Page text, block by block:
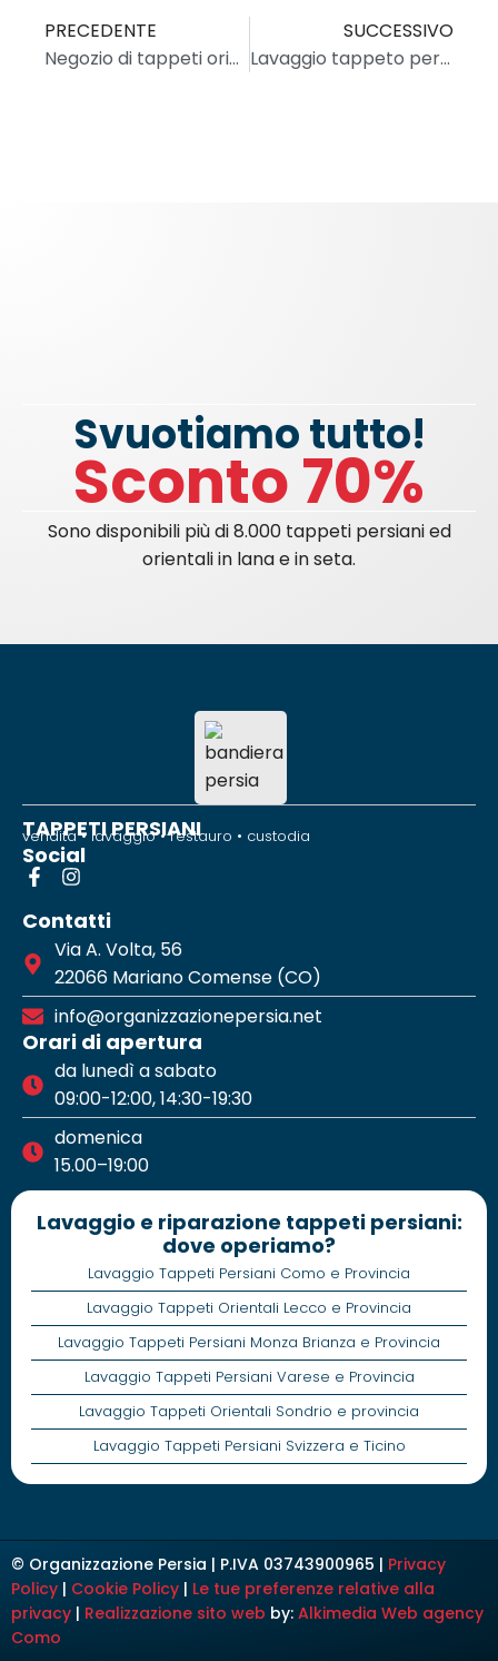
PRECEDENTE
Negozio di tappeti orientali persiani: come sceglierlo
SUCCESSIVO
Lavaggio tappeto persiano: perché d’inverno è l’ideale
Svuotiamo tutto!
Sconto 70%
Sono disponibili più di 8.000 tappeti persiani ed
orientali in lana e in seta.
TAPPETI PERSIANI
vendita • lavaggio • restauro • custodia
Social
Contatti
Via A. Volta, 56
22066 Mariano Comense (CO)
info@organizzazionepersia.net
Orari di apertura
da lunedì a sabato
09:00-12:00, 14:30-19:30
domenica
15.00–19:00
Lavaggio e riparazione tappeti persiani:
dove operiamo?
Lavaggio Tappeti Persiani Como e Provincia
Lavaggio Tappeti Orientali Lecco e Provincia
Lavaggio Tappeti Persiani Monza Brianza e Provincia
Lavaggio Tappeti Persiani Varese e Provincia
Lavaggio Tappeti Orientali Sondrio e provincia
Lavaggio Tappeti Persiani Svizzera e Ticino
© Organizzazione Persia | P.IVA 03743900965 | Privacy
Policy | Cookie Policy | Le tue preferenze relative alla
privacy | Realizzazione sito web by: Alkimedia Web agency
Como